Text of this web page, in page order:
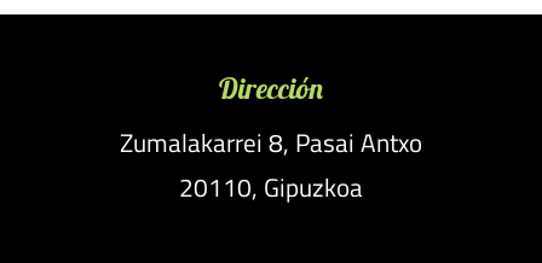
Dirección
Zumalakarrei 8, Pasai Antxo
20110, Gipuzkoa